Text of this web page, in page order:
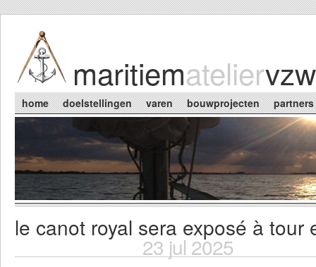
maritiemateliervzw
Main menu
home doelstellingen varen bouwprojecten partners
You are here
le canot royal sera exposé à tour
23 jul 2025